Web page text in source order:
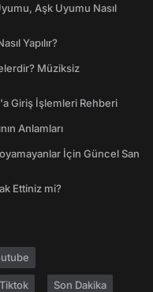
Aşk Uyumu Nasıl
Yapılır?
Müziksiz
Giriş İşlemleri Rehberi
Anlamları
İçin Güncel San
Ettiniz mi?
Tiktok Son Dakika